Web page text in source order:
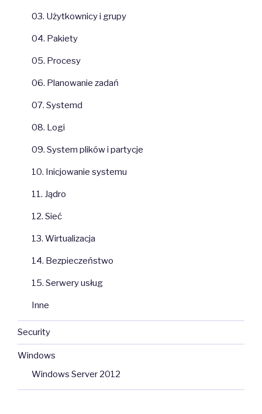
03. Użytkownicy i grupy
04. Pakiety
05. Procesy
06. Planowanie zadań
07. Systemd
08. Logi
09. System plików i partycje
10. Inicjowanie systemu
11. Jądro
12. Sieć
13. Wirtualizacja
14. Bezpieczeństwo
15. Serwery usług
Inne
Security
Windows
Windows Server 2012